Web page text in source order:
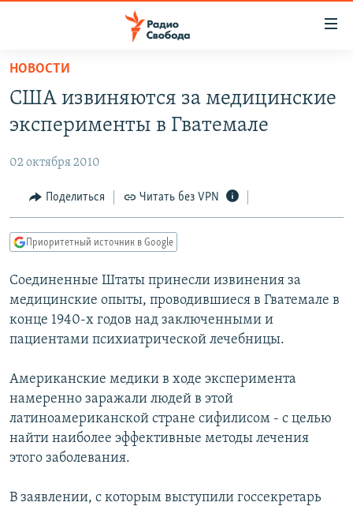
упрощенного
доступа
основному
Вернутся
главной
навигации
Вернутся
поиску
АВТОРСКИЕ ПРОЕКТЫ
ЦИТАТЫ СВОБОДЫ
МНЕНИЯ
IDEL.РЕАЛИИ
КАВКАЗ.РЕАЛИИ
СЕВЕР.РЕАЛИИ
СИБИРЬ.РЕАЛИИ
ПОДПИШИТЕСЬ НА РАССЫЛКУ
СОЦИАЛЬНЫЕ СЕТИ
НОВОСТИ
США извиняются за медицинские
эксперименты в Гватемале
02 октября 2010
Поделиться Читать без VPN
Приоритетный источник в Google
Соединенные Штаты принесли извинения за
медицинские опыты, проводившиеся в Гватемале в
конце 1940-х годов над заключенными и
пациентами психиатрической лечебницы.
Американские медики в ходе эксперимента
намеренно заражали людей в этой
латиноамериканской стране сифилисом - с целью
найти наиболее эффективные методы лечения
этого заболевания.
В заявлении, с которым выступили госсекретарь